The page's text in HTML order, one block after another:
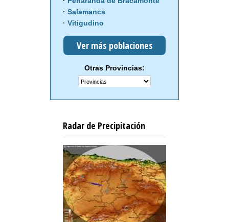
Salamanca
Vitigudino
Ver más poblaciones
Otras Provincias:
Radar de Precipitación